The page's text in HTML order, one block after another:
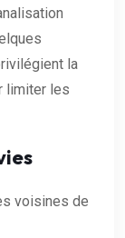
la
limiter les
voisines de